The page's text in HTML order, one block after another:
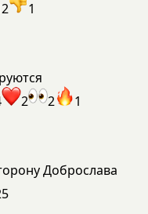
1
2 2 1
Доброслава